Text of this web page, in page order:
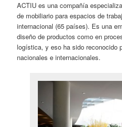
ACTIU es una compañía
de mobiliario para espacios de
internacional (65 países). Es una
diseño de productos como en
logística, y eso ha sido reconocido
nacionales e internacionales.